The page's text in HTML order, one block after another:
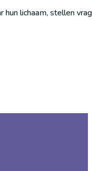
hun lichaam, stellen